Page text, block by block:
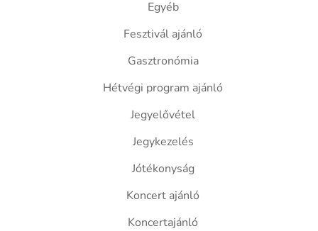
Egyéb
Fesztivál ajánló
Gasztronómia
Hétvégi program ajánló
Jegyelővétel
Jegykezelés
Jótékonyság
Koncert ajánló
Koncertajánló